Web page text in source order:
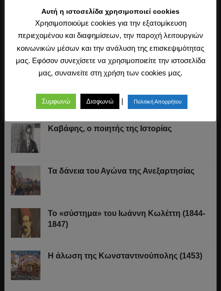
πόλεμο, τα εθνικά στρατεύματα και τις
συμμαχίες
Καβάφης, ο ποιητής της Ιστορίας
Τα δάνεια του Αγώνα της Ανεξαρτησίας
Το «σύστημα» του Ιωάννη Κωλέττη (1844-
1847)
Η άλωση της Κωνσταντινούπολης (1453)
Αυτή η ιστοσελίδα χρησιμοποιεί cookies
Χρησιμοποιούμε cookies για την εξατομίκευση
περιεχομένου και διαφημίσεων, την παροχή λειτουργιών
κοινωνικών μέσων και την ανάλυση της επισκεψιμότητας
μας. Εφόσον συνεχίσετε να χρησιμοποιείτε την ιστοσελίδα
μας, συναινείτε στη χρήση των cookies μας.
Συμφωνώ Διαφωνώ | Πολιτική Απορρήτου